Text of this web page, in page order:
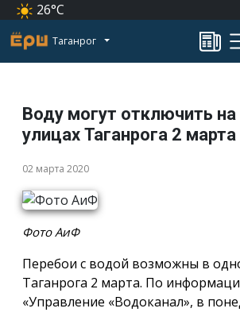
26°C
Таганрог
Воду могут отключить на
улицах Таганрога 2 марта
02 марта 2020
Фото АиФ
Перебои с водой возможны в
Таганрога 2 марта. По
«Управление «Водоканал», в